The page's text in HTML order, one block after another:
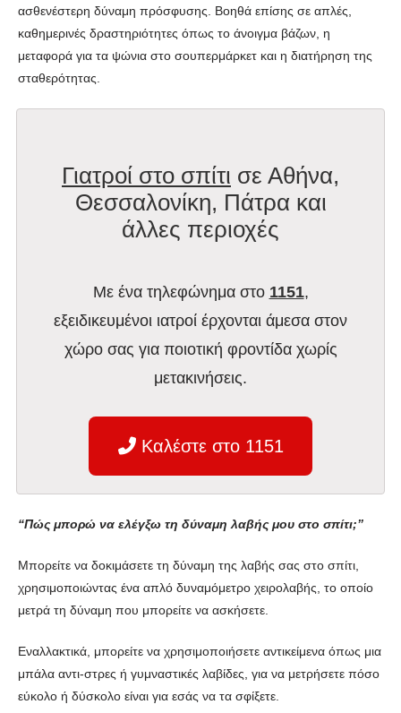
ασθενέστερη δύναμη πρόσφυσης. Βοηθά επίσης σε απλές,
καθημερινές δραστηριότητες όπως το άνοιγμα βάζων, η
μεταφορά για τα ψώνια στο σουπερμάρκετ και η διατήρηση της
σταθερότητας.
Γιατροί στο σπίτι σε Αθήνα,
Θεσσαλονίκη, Πάτρα και
άλλες περιοχές
Με ένα τηλεφώνημα στο 1151,
εξειδικευμένοι ιατροί έρχονται άμεσα στον
χώρο σας για ποιοτική φροντίδα χωρίς
μετακινήσεις.
Καλέστε στο 1151
“Πώς μπορώ να ελέγξω τη δύναμη λαβής μου στο σπίτι;”
Μπορείτε να δοκιμάσετε τη δύναμη της λαβής σας στο σπίτι,
χρησιμοποιώντας ένα απλό δυναμόμετρο χειρολαβής, το οποίο
μετρά τη δύναμη που μπορείτε να ασκήσετε.
Εναλλακτικά, μπορείτε να χρησιμοποιήσετε αντικείμενα όπως μια
μπάλα αντι-στρες ή γυμναστικές λαβίδες, για να μετρήσετε πόσο
εύκολο ή δύσκολο είναι για εσάς να τα σφίξετε.